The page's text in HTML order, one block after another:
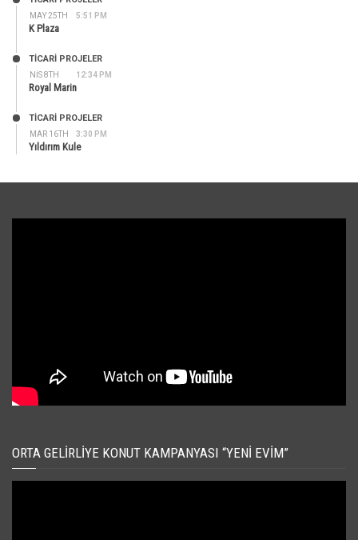
MAY 25TH 5:51 PM
K Plaza
NIS 8TH 12:34 PM
TİCARİ PROJELER
Royal Marin
MAR 16TH 3:30 PM
TİCARİ PROJELER
Yıldırım Kule
ORTA GELIRLIYE KONUT KAMPANYASI “YENI EVIM”